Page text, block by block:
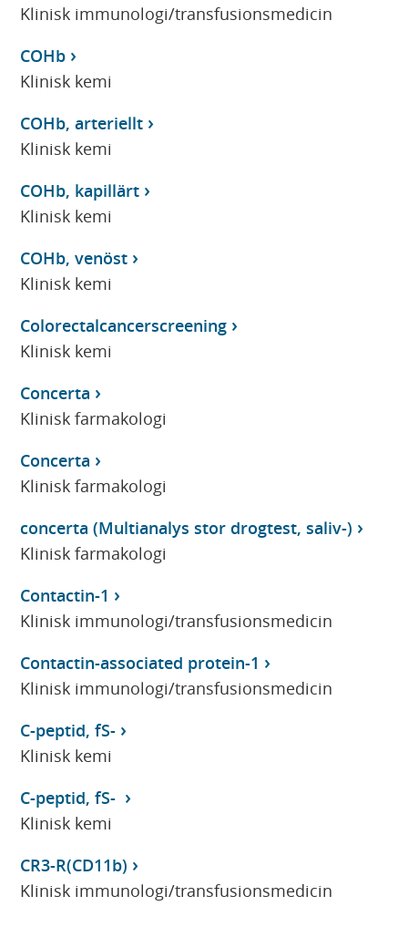
Klinisk immunologi/transfusionsmedicin
COHb
Klinisk kemi
COHb, arteriellt
Klinisk kemi
COHb, kapillärt
Klinisk kemi
COHb, venöst
Klinisk kemi
Colorectalcancerscreening
Klinisk kemi
Concerta
Klinisk farmakologi
Concerta
Klinisk farmakologi
concerta (Multianalys stor drogtest, saliv-)
Klinisk farmakologi
Contactin-1
Klinisk immunologi/transfusionsmedicin
Contactin-associated protein-1
Klinisk immunologi/transfusionsmedicin
C-peptid, fS-
Klinisk kemi
C-peptid, fS-
Klinisk kemi
CR3-R(CD11b)
Klinisk immunologi/transfusionsmedicin